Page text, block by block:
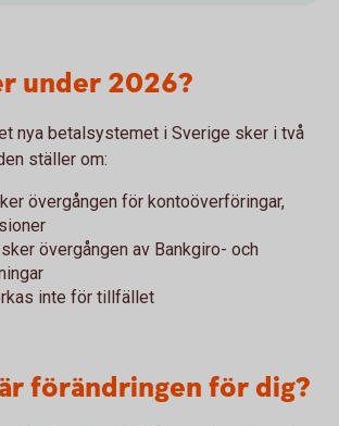
under 2026?
nya betalsystemet i Sverige sker i två
ställer om:
övergången för kontoöverföringar,
övergången av Bankgiro- och
inte för tillfället
förändringen för dig?